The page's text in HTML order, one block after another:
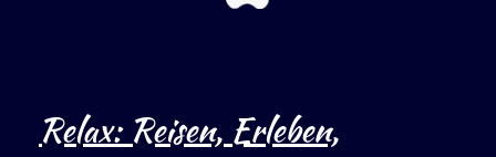
Relax: Reisen, Erleben,